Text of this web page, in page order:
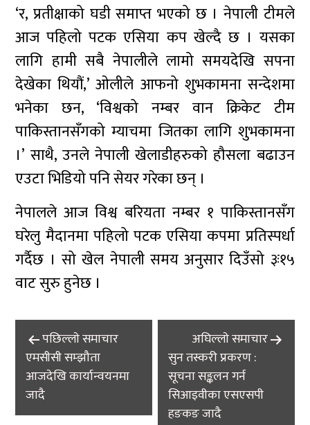
‘र, प्रतीक्षाको घडी समाप्त भएको छ । नेपाली टीमले
आज पहिलो पटक एसिया कप खेल्दै छ । यसका
लागि हामी सबै नेपालीले लामो समयदेखि सपना
देखेका थियौं,’ ओलीले आफनो शुभकामना सन्देशमा
भनेका छन, ‘विश्वको नम्बर वान क्रिकेट टीम
पाकिस्तानसँगको म्याचमा जितका लागि शुभकामना
।’ साथै, उनले नेपाली खेलाडीहरुको हौसला बढाउन
एउटा भिडियो पनि सेयर गरेका छन् ।
नेपालले आज विश्व बरियता नम्बर १ पाकिस्तानसँग
घरेलु मैदानमा पहिलो पटक एसिया कपमा प्रतिस्पर्धा
गर्दैछ । सो खेल नेपाली समय अनुसार दिउँसो ३ः१५
वाट सुरु हुनेछ ।
Post
navigation
पछिल्लाे समाचार
एमसीसी सम्झौता
आजदेखि कार्यान्वयनमा
जादै
अघिल्लाे समाचार
सुन तस्करी प्रकरण :
सूचना सङ्कलन गर्न
सिआइवीका एसएसपी
हङकङ जादै